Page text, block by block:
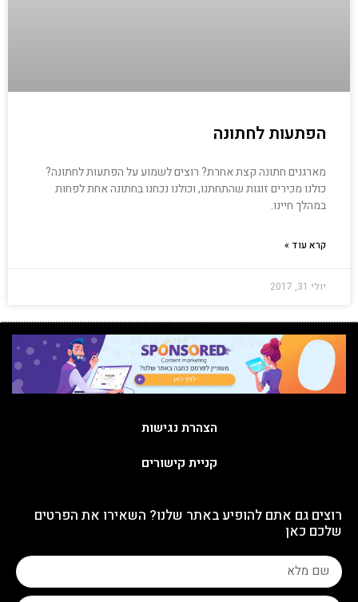
הפתעות לחתונה
מארגנים חתונה קצת אחרת? רוצים לשמוע על הפתעות לחתונה?
כולנו מכירים זוגות שהתחתנו, וכולנו נכחנו בחתונה אחת לפחות
במהלך חיינו.
קרא עוד »
יולי 31, 2017
הצהרת נגישות
קניית קישורים
רוצים גם אתם להופיע באתר שלנו? השאירו את הפרטים
שלכם כאן